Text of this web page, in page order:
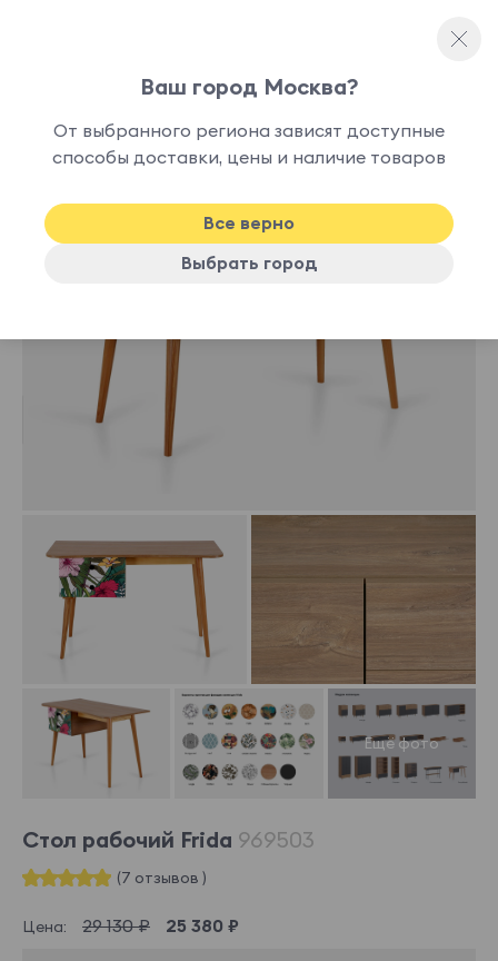
цена
-13%
Стол рабочий Frida 969503
(7 отзывов )
Цена: 29 130 ₽ 25 380 ₽
Ваш город Москва?
От выбранного региона зависят доступные
способы доставки, цены и наличие товаров
Все верно
Выбрать город